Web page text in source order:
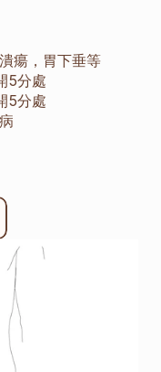
瘍，胃下垂等
5分處
5分處